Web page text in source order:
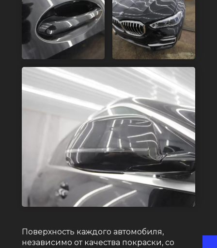
Поверхность каждого автомобиля,
независимо от качества покраски, со